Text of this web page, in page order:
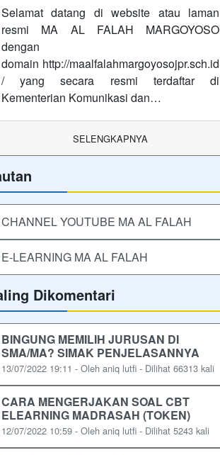
Selamat datang di website atau laman
resmi MA AL FALAH MARGOYOSO
dengan
domain http://maalfalahmargoyosojpr.sch.id
/ yang secara resmi terdaftar di
Kementerian Komunikasi dan…
SELENGKAPNYA
CHANNEL YOUTUBE MA AL FALAH
E-LEARNING MA AL FALAH
Dikomentari
BINGUNG MEMILIH JURUSAN DI
SMA/MA? SIMAK PENJELASANNYA
13/07/2022 19:11 - Oleh aniq lutfi - Dilihat 66313 kali
CARA MENGERJAKAN SOAL CBT
ELEARNING MADRASAH (TOKEN)
12/07/2022 10:59 - Oleh aniq lutfi - Dilihat 5243 kali